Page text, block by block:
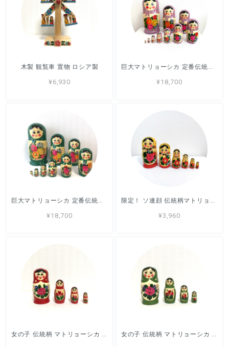
木製 観覧車 置物 ロシア製
¥6,930
巨大マトリョーシカ 定番伝統柄 27.5cm 10ピース ラベンダー セミョーノフ
¥18,700
巨大マトリョーシカ 定番伝統柄 26cm 10ピース グリーン セミョーノフ
¥18,700
限定！ ソ連顔 伝統柄マトリョーシカ 13.5ｍ 6ピース ロシア製 セミョーノフ
¥3,960
女の子 伝統柄 マトリョーシカ 9cm 4ピース 赤 ロシア製 セミョーノフ 女の子 伝統柄 マトリョーシカ 9cm 4ピース 緑 ロシア製 セミョーノフ